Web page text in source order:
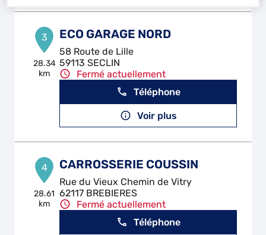
3
28.34
km
ECO GARAGE NORD
58 Route de Lille
59113 SECLIN
Fermé actuellement
Téléphone
Voir plus
4
28.61
km
CARROSSERIE COUSSIN
Rue du Vieux Chemin de Vitry
62117 BREBIERES
Fermé actuellement
Téléphone